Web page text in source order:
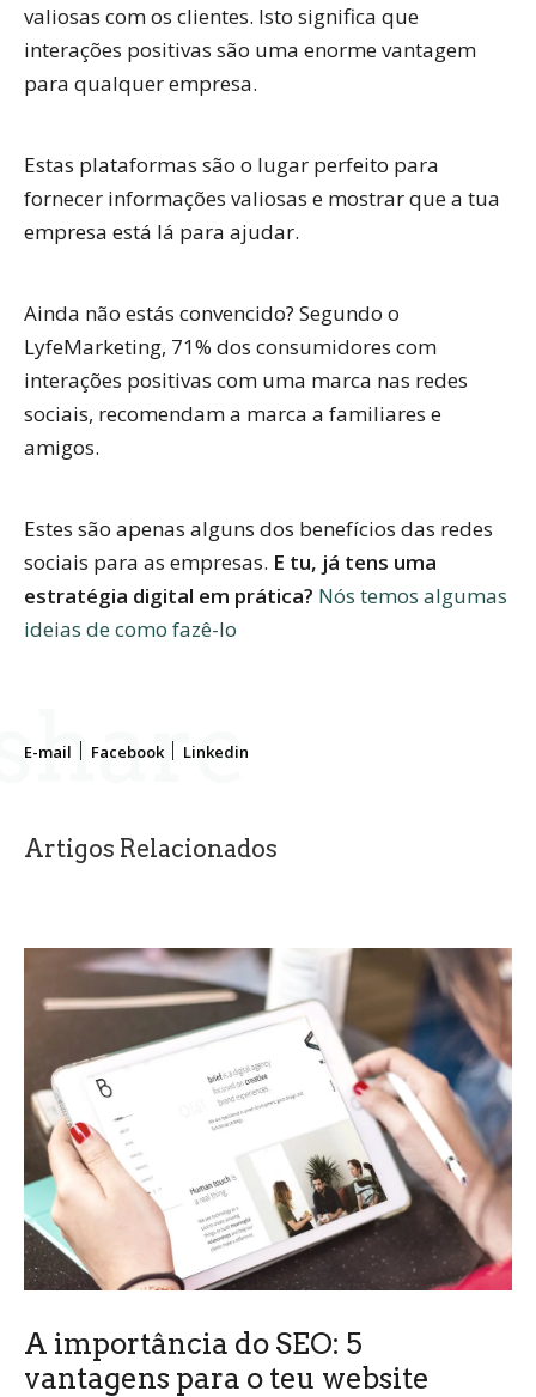
valiosas com os clientes. Isto significa que
interações positivas são uma enorme vantagem
para qualquer empresa.
Estas plataformas são o lugar perfeito para
fornecer informações valiosas e mostrar que a tua
empresa está lá para ajudar.
Ainda não estás convencido? Segundo o
LyfeMarketing, 71% dos consumidores com
interações positivas com uma marca nas redes
sociais, recomendam a marca a familiares e
amigos.
Estes são apenas alguns dos benefícios das redes
sociais para as empresas. E tu, já tens uma
estratégia digital em prática? Nós temos algumas
ideias de como fazê-lo
E-mail Facebook Linkedin
Artigos Relacionados
A importância do SEO: 5
vantagens para o teu website